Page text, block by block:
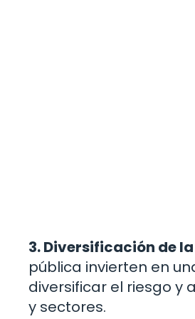
3. Diversificación de
pública invierten en
diversificar el riesgo y
y sectores.